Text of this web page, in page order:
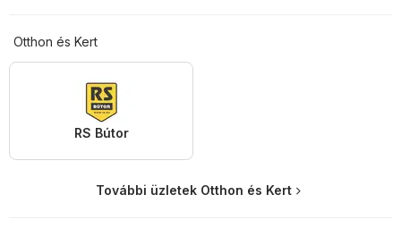
Otthon és Kert
RS Bútor
További üzletek Otthon és Kert